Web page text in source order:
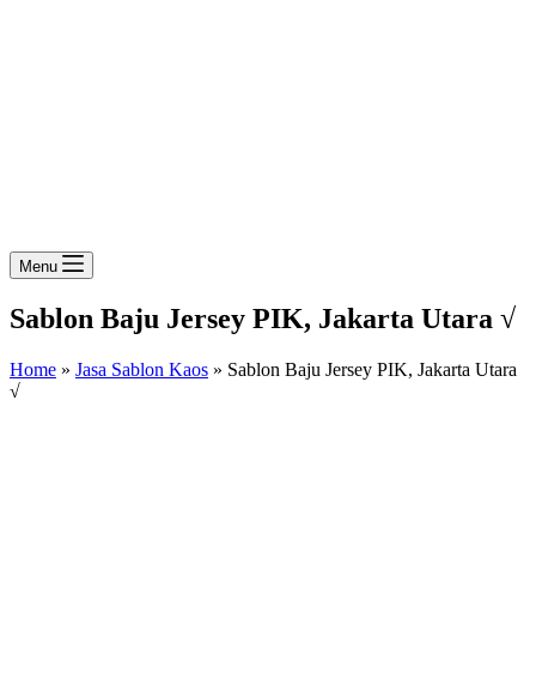
Menu
Sablon Baju Jersey PIK, Jakarta Utara √
Home » Jasa Sablon Kaos » Sablon Baju Jersey PIK, Jakarta Utara
√